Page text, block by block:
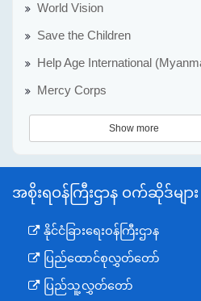
World Vision
Save the Children
Help Age International
Mercy Corps
Show more
အစိုးရဝန်ကြီးဌာန ဝက်ဆိုဒ်များ
နိုင်ငံခြားရေးဝန်ကြီးဌာန
ပြည်ထောင်စုလွှတ်တော်
ပြည်သူ့လွှတ်တော်